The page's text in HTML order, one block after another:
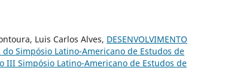
Luis Carlos Alves, DESENVOLVIMENTO
do Simpósio Latino-Americano de Estudos de
III Simpósio Latino-Americano de Estudos de